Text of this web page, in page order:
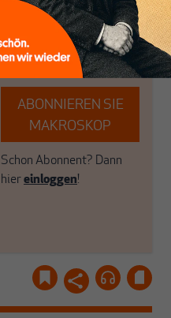
Brauchen Sie auch frische
Luft? Dann folgen Sie
einfach dem Button.
ABONNIEREN SIE
MAKROSKOP
Schon Abonnent? Dann
hiereinloggen!